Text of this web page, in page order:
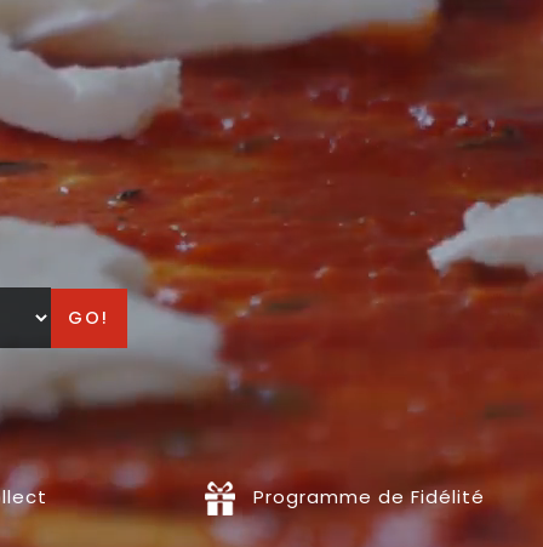
GO!
Programme de Fidélité